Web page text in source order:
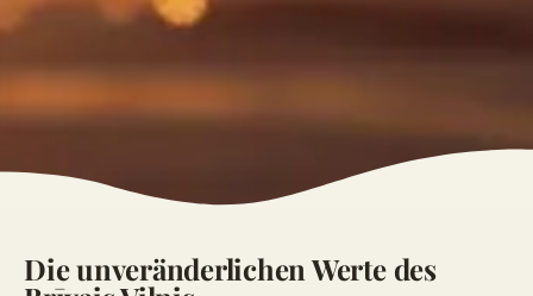
Die unveränderlichen Werte des